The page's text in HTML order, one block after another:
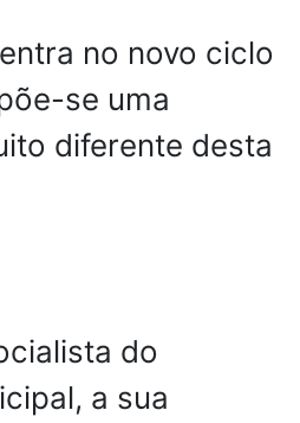
no novo ciclo
se uma
diferente desta
do
a sua